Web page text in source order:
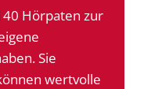
Hörpaten zur
Sie
wertvolle